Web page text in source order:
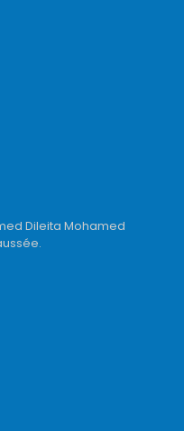
Dileita Mohamed